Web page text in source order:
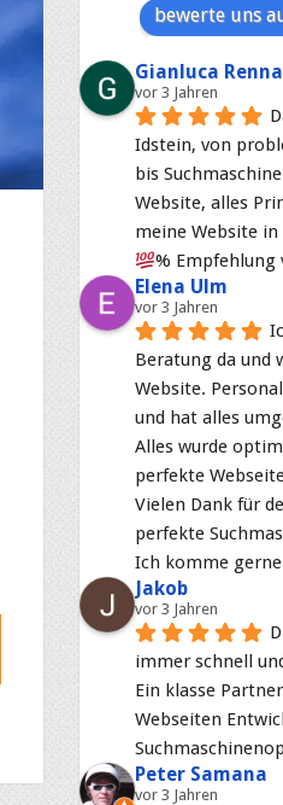
bewerte uns
Gianluca Renna
vor 3 Jahren
Idstein, von
bis
Website, alles
meine Website
% Empfehlung
Elena Ulm
vor 3 Jahren
Beratung da und
Website.
und hat alles
Alles wurde
perfekte
Vielen Dank für
perfekte
Ich komme
Jakob
vor 3 Jahren
immer schnell
Ein klasse
Webseiten
Peter Samana
vor 3 Jahren